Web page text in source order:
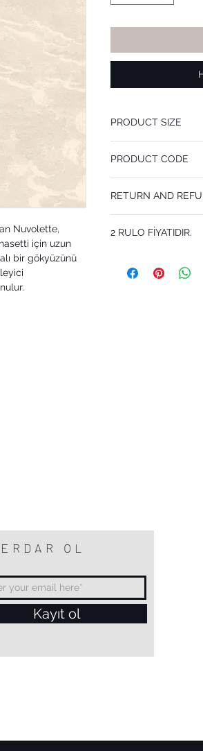
Nuvolette,
için uzun
bir gökyüzünü
PRODUCT SIZE
Desen Tekrarı 80 cm
PRODUCT CODE
RETURN AND
customers know what
that they can buy with
2 RULO FİYATIDIR.
OL
Kayıt ol